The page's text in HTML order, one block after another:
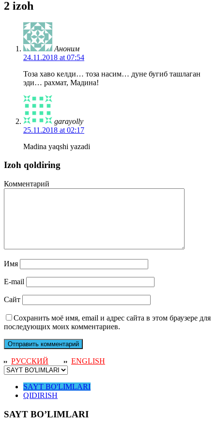
2 izoh
Аноним
24.11.2018 at 07:54
Тоза хаво келди… тоза насим… дуне бугиб ташлаган
эди… рахмат, Мадина!
garayolly
25.11.2018 at 02:17
Madina yaqshi yazadi
Izoh qoldiring
Комментарий
Имя
E-mail
Сайт
Сохранить моё имя, email и адрес сайта в этом браузере для
последующих моих комментариев.
РУССКИЙ ENGLISH
SAYT BO'LIMLARI
QIDIRISH
SAYT BO’LIMLARI